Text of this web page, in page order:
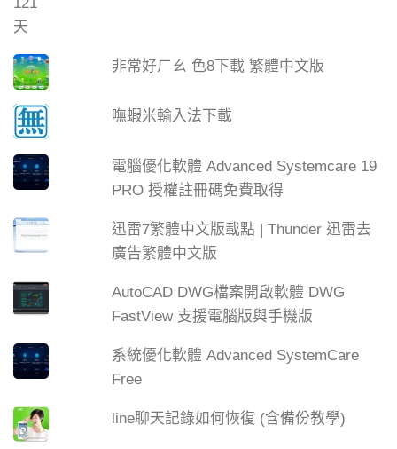
非常好ㄏㄠ 色8下載 繁體中文版
嘸蝦米輸入法下載
電腦優化軟體 Advanced Systemcare 19
PRO 授權註冊碼免費取得
迅雷7繁體中文版載點 | Thunder 迅雷去
廣告繁體中文版
AutoCAD DWG檔案開啟軟體 DWG
FastView 支援電腦版與手機版
系統優化軟體 Advanced SystemCare
Free
line聊天記錄如何恢復 (含備份教學)